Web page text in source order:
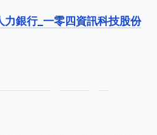
銀行_一零四資訊科技股份